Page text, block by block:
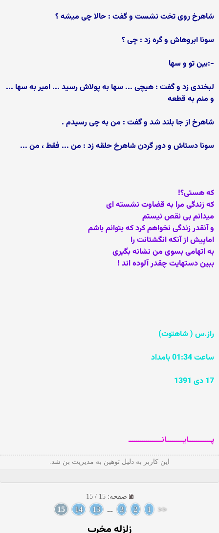
شاهرخ روی تخت نشست و گفت : حالا چی میشه ؟
سونا ابروهاش و گره زد : چی ؟
-:بین تو و سها
لبخندی زد و گفت : هیچی ... سها به پولاش رسید ... امیر به سها ...
و منم به قطعه
شاهرخ از جا بلند شد و گفت : من به چی رسیدم .
سونا دستاش و دور گردن شاهرخ حلقه زد : من ... فقط ، من ...
که هستی؟!
که زندگی مرا به قضاوت نشسته ای
میدانم بی نقص نیستم
و آنقدر زندگی نخواهم کرد که بتوانم باشم
اماپیش از آنکه انگشتانت را
به اتهامی بسوی من نشانه بگیری
ببین دستهایت چقدر آلوده اند !
راز.س ( شاهتوت)
ساعت 01:34 بامداد
17 دی 1391
پــــــــــــایـــــــــانـــــــــــــــــ
این کاربر به دلیل توهین به مدیریت بن شد.
صفحه: 15 / 15
<<
1
2
3
...
13
14
15
زلزله مخرب